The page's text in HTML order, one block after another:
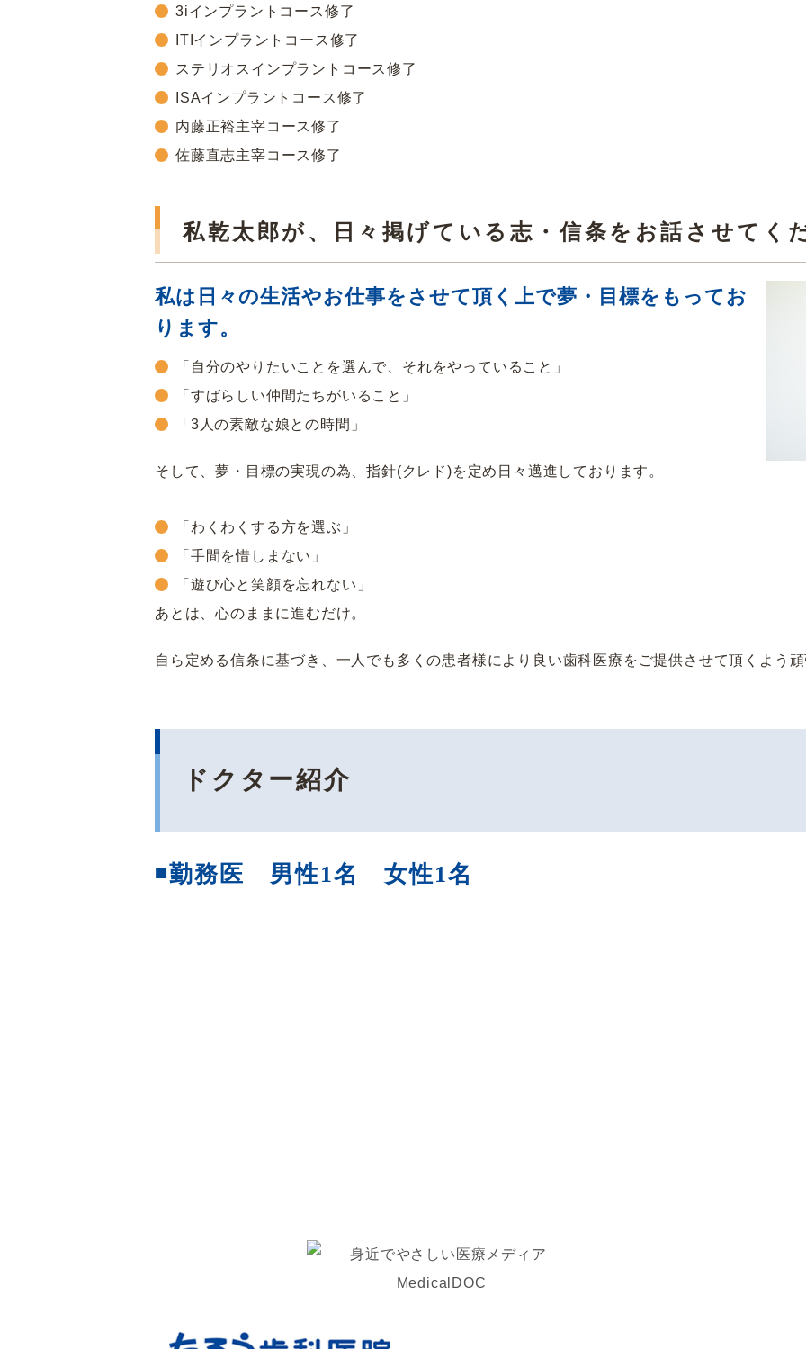
3iインプラントコース修了
ITIインプラントコース修了
ステリオスインプラントコース修了
ISAインプラントコース修了
内藤正裕主宰コース修了
佐藤直志主宰コース修了
私乾太郎が、日々掲げている志・信条をお話させてく
私は日々の生活やお仕事をさせて頂く上で夢・目標をもってお
ります。
「自分のやりたいことを選んで、それをやっていること」
「すばらしい仲間たちがいること」
「3人の素敵な娘との時間」
そして、夢・目標の実現の為、指針(クレド)を定め日々邁進しております。
「わくわくする方を選ぶ」
「手間を惜しまない」
「遊び心と笑顔を忘れない」
あとは、心のままに進むだけ。
自ら定める信条に基づき、一人でも多くの患者様により良い歯科医療をご提供させて頂くよう
ドクター紹介
◾️勤務医 男性1名 女性1名